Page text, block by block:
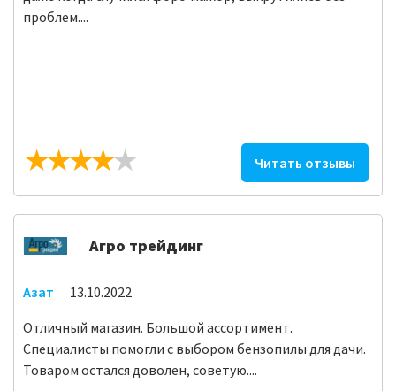
проблем....
Читать отзывы
Агро трейдинг
Азат
13.10.2022
Отличный магазин. Большой ассортимент.
Специалисты помогли с выбором бензопилы для дачи.
Товаром остался доволен, советую....